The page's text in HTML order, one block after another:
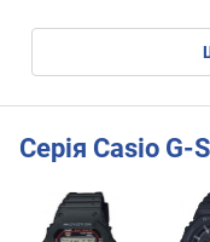
Серія Casio G-